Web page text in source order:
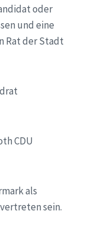
oder
und eine
Rat der Stadt
CDU
als
sein.